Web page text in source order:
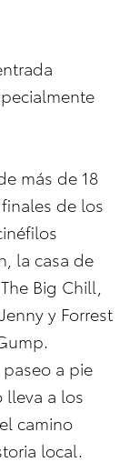
más de 18
de los
la casa de
Big Chill,
y Forrest
a pie
a los
camino
local.